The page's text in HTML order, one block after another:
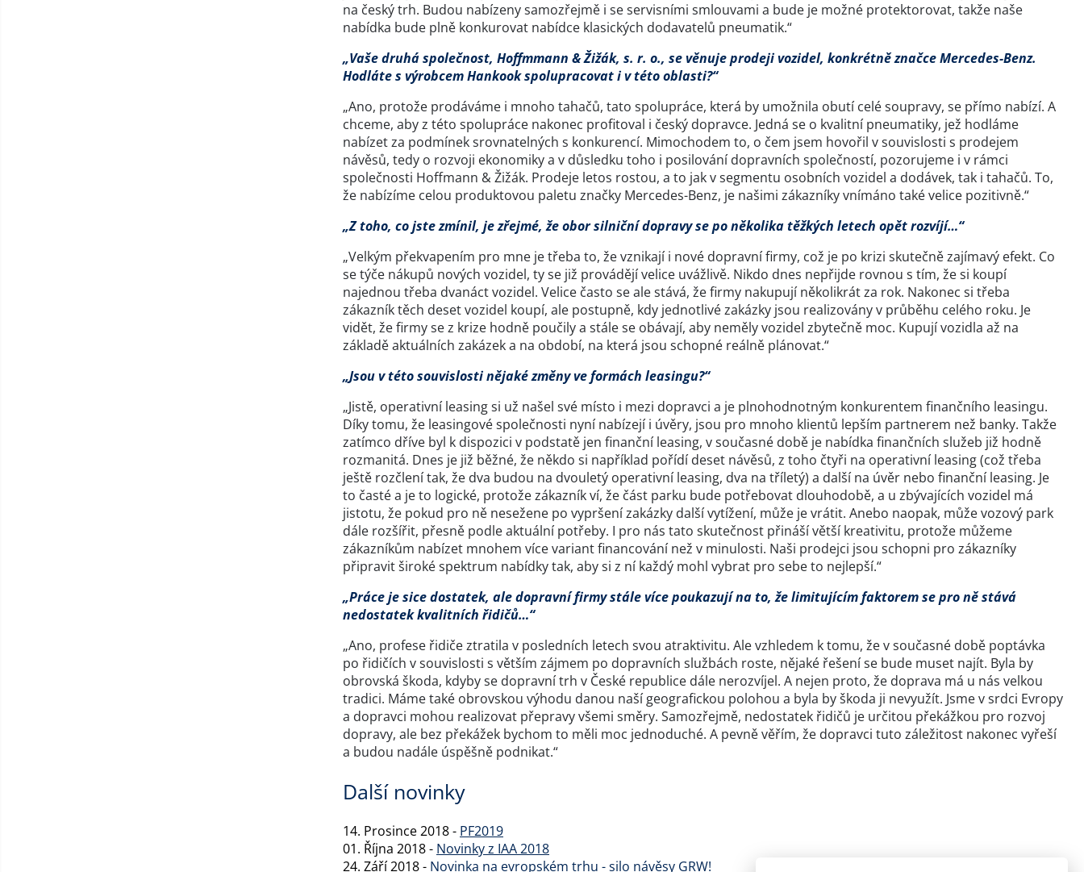
na český trh. Budou nabízeny samozřejmě i se servisními smlouvami a bude je možné protektorovat, takže naše
nabídka bude plně konkurovat nabídce klasických dodavatelů pneumatik.“
„Vaše druhá společnost, Hoffmmann & Žižák, s. r. o., se věnuje prodeji vozidel, konkrétně značce Mercedes-Benz.
Hodláte s výrobcem Hankook spolupracovat i v této oblasti?“
„Ano, protože prodáváme i mnoho tahačů, tato spolupráce, která by umožnila obutí celé soupravy, se přímo nabízí. A
chceme, aby z této spolupráce nakonec profitoval i český dopravce. Jedná se o kvalitní pneumatiky, jež hodláme
nabízet za podmínek srovnatelných s konkurencí. Mimochodem to, o čem jsem hovořil v souvislosti s prodejem
návěsů, tedy o rozvoji ekonomiky a v důsledku toho i posilování dopravních společností, pozorujeme i v rámci
společnosti Hoffmann & Žižák. Prodeje letos rostou, a to jak v segmentu osobních vozidel a dodávek, tak i tahačů. To,
že nabízíme celou produktovou paletu značky Mercedes-Benz, je našimi zákazníky vnímáno také velice pozitivně.“
„Z toho, co jste zmínil, je zřejmé, že obor silniční dopravy se po několika těžkých letech opět rozvíjí…“
„Velkým překvapením pro mne je třeba to, že vznikají i nové dopravní firmy, což je po krizi skutečně zajímavý efekt. Co
se týče nákupů nových vozidel, ty se již provádějí velice uvážlivě. Nikdo dnes nepřijde rovnou s tím, že si koupí
najednou třeba dvanáct vozidel. Velice často se ale stává, že firmy nakupují několikrát za rok. Nakonec si třeba
zákazník těch deset vozidel koupí, ale postupně, kdy jednotlivé zakázky jsou realizovány v průběhu celého roku. Je
vidět, že firmy se z krize hodně poučily a stále se obávají, aby neměly vozidel zbytečně moc. Kupují vozidla až na
základě aktuálních zakázek a na období, na která jsou schopné reálně plánovat.“
„Jsou v této souvislosti nějaké změny ve formách leasingu?“
„Jistě, operativní leasing si už našel své místo i mezi dopravci a je plnohodnotným konkurentem finančního leasingu.
Díky tomu, že leasingové společnosti nyní nabízejí i úvěry, jsou pro mnoho klientů lepším partnerem než banky. Takže
zatímco dříve byl k dispozici v podstatě jen finanční leasing, v současné době je nabídka finančních služeb již hodně
rozmanitá. Dnes je již běžné, že někdo si například pořídí deset návěsů, z toho čtyři na operativní leasing (což třeba
ještě rozčlení tak, že dva budou na dvouletý operativní leasing, dva na tříletý) a další na úvěr nebo finanční leasing. Je
to časté a je to logické, protože zákazník ví, že část parku bude potřebovat dlouhodobě, a u zbývajících vozidel má
jistotu, že pokud pro ně nesežene po vypršení zakázky další vytížení, může je vrátit. Anebo naopak, může vozový park
dále rozšířit, přesně podle aktuální potřeby. I pro nás tato skutečnost přináší větší kreativitu, protože můžeme
zákazníkům nabízet mnohem více variant financování než v minulosti. Naši prodejci jsou schopni pro zákazníky
připravit široké spektrum nabídky tak, aby si z ní každý mohl vybrat pro sebe to nejlepší.“
„Práce je sice dostatek, ale dopravní firmy stále více poukazují na to, že limitujícím faktorem se pro ně stává
nedostatek kvalitních řidičů…“
„Ano, profese řidiče ztratila v posledních letech svou atraktivitu. Ale vzhledem k tomu, že v současné době poptávka
po řidičích v souvislosti s větším zájmem po dopravních službách roste, nějaké řešení se bude muset najít. Byla by
obrovská škoda, kdyby se dopravní trh v České republice dále nerozvíjel. A nejen proto, že doprava má u nás velkou
tradici. Máme také obrovskou výhodu danou naší geografickou polohou a byla by škoda ji nevyužít. Jsme v srdci Evropy
a dopravci mohou realizovat přepravy všemi směry. Samozřejmě, nedostatek řidičů je určitou překážkou pro rozvoj
dopravy, ale bez překážek bychom to měli moc jednoduché. A pevně věřím, že dopravci tuto záležitost nakonec vyřeší
a budou nadále úspěšně podnikat.“
Další novinky
14. Prosince 2018 - PF2019
01. Října 2018 - Novinky z IAA 2018
24. Září 2018 - Novinka na evropském trhu - silo návěsy GRW!